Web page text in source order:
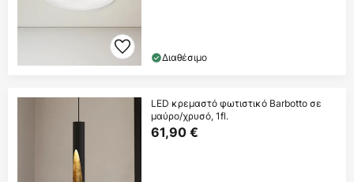
Διαθέσιμο
LED κρεμαστό φωτιστικό Barbotto σε
μαύρο/χρυσό, 1fl.
61,90 €